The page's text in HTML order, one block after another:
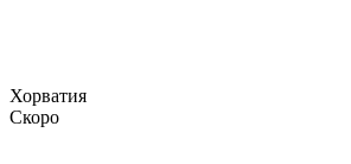
Хорватия
Скоро